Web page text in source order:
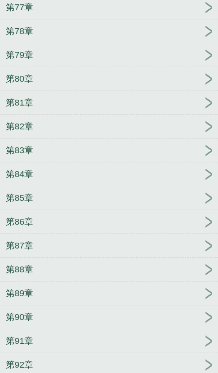
第77章
第78章
第79章
第80章
第81章
第82章
第83章
第84章
第85章
第86章
第87章
第88章
第89章
第90章
第91章
第92章